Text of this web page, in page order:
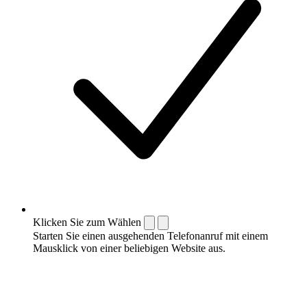
Klicken Sie zum Wählen
Starten Sie einen ausgehenden Telefonanruf mit einem
Mausklick von einer beliebigen Website aus.